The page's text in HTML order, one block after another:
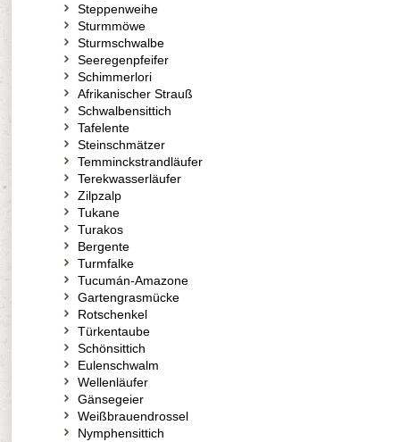
Steppenweihe
Sturmmöwe
Sturmschwalbe
Seeregenpfeifer
Schimmerlori
Afrikanischer Strauß
Schwalbensittich
Tafelente
Steinschmätzer
Temminckstrandläufer
Terekwasserläufer
Zilpzalp
Tukane
Turakos
Bergente
Turmfalke
Tucumán-Amazone
Gartengrasmücke
Rotschenkel
Türkentaube
Schönsittich
Eulenschwalm
Wellenläufer
Gänsegeier
Weißbrauendrossel
Nymphensittich